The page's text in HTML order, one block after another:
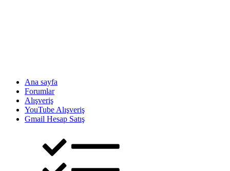
Ana sayfa
Forumlar
Alışveriş
YouTube Alışveriş
Gmail Hesap Satış